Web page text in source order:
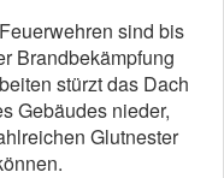
sind bis
Brandbekämpfung
stürzt das Dach
Gebäudes nieder,
Glutnester